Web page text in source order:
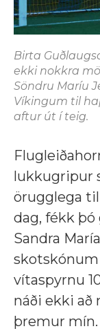
Birta
ekki nokkra
Söndru Maríu
Víkingum til
aftur út í teig.
lukkugripur
örugglega
dag, fékk
Sandra
vítaspyrnu
náði ekki að
þremur